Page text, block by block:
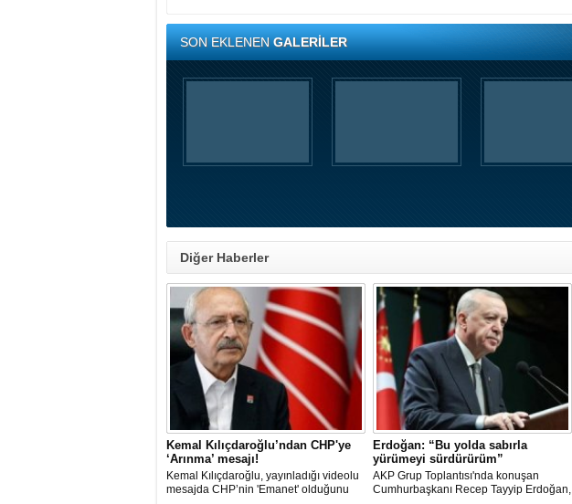
SON EKLENENGALERİLER
Diğer Haberler
Kemal Kılıçdaroğlu’ndan CHP'ye
‘Arınma’ mesajı!
Kemal Kılıçdaroğlu, yayınladığı videolu
mesajda CHP’nin 'Emanet' olduğunu
Erdoğan: “Bu yolda sabırla
yürümeyi sürdürürüm”
AKP Grup Toplantısı'nda konuşan
Cumhurbaşkanı Recep Tayyip Erdoğan,